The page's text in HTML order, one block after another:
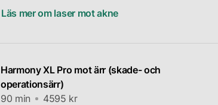
Läs mer om laser mot akne
Harmony XL Pro mot ärr (skade- och
operationsärr)
90 min
4595 kr